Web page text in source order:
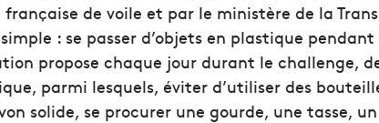
française de voile et par le ministère de la
: se passer d’objets en plastique
propose chaque jour durant le challenge,
parmi lesquels, éviter d’utiliser des
solide, se procurer une gourde, une tasse,